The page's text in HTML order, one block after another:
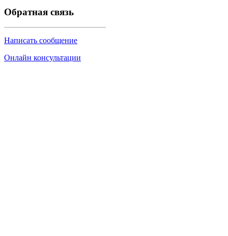
Обратная связь
Написать сообщение
Онлайн консультации